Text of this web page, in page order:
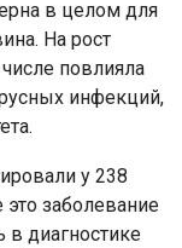
в целом для
На рост
повлияла
инфекций,
у 238
заболевание
диагностике